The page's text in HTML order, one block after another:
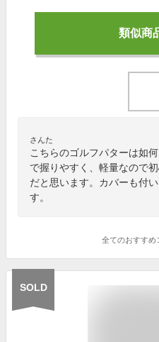
類似商
さんた
こちらのゴルフパターは如
で握りやすく、軽量なので
だと思います。カバーも付
す。
全てのおすすめ
SOLD